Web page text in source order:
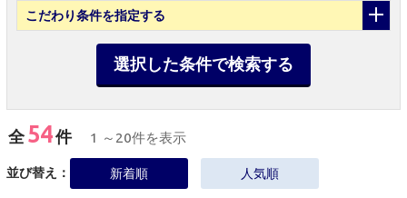
こだわり条件を指定する
選択した条件で検索する
全54件 1 ～20件を表示
並び替え： 新着順 人気順